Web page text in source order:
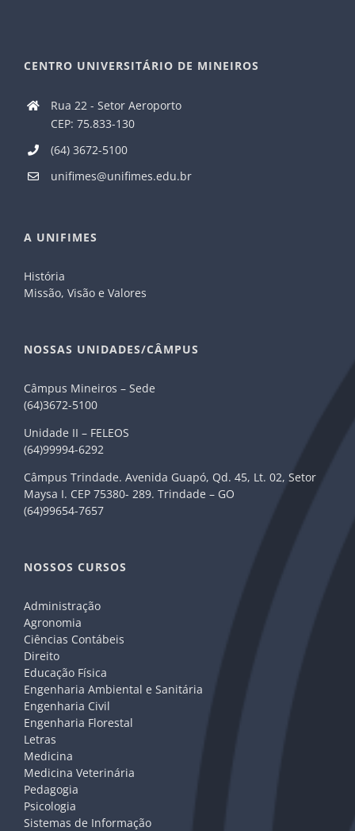
CENTRO UNIVERSITÁRIO DE MINEIROS
Rua 22 - Setor Aeroporto
CEP: 75.833-130
(64) 3672-5100
unifimes@unifimes.edu.br
A UNIFIMES
História
Missão, Visão e Valores
NOSSAS UNIDADES/CÂMPUS
Câmpus Mineiros – Sede
(64)3672-5100
Unidade II – FELEOS
(64)99994-6292
Câmpus Trindade. Avenida Guapó, Qd. 45, Lt. 02, Setor
Maysa I. CEP 75380- 289. Trindade – GO
(64)99654-7657
NOSSOS CURSOS
Administração
Agronomia
Ciências Contábeis
Direito
Educação Física
Engenharia Ambiental e Sanitária
Engenharia Civil
Engenharia Florestal
Letras
Medicina
Medicina Veterinária
Pedagogia
Psicologia
Sistemas de Informação